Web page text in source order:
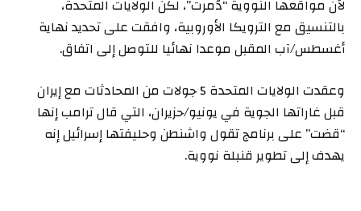
لأن مواقعها النووية “دُمرت”، لكنّ الولايات المتحدة،
بالتنسيق مع الترويكا الأوروبية، وافقت على تحديد نهاية
أغسطس/آب المقبل موعدا نهائيا للتوصل إلى اتفاق.
وعقدت الولايات المتحدة 5 جولات من المحادثات مع إيران
قبل غاراتها الجوية في يونيو/حزيران، التي قال ترامب إنها
“قضت” على برنامج تقول واشنطن وحليفتها إسرائيل إنه
يهدف إلى تطوير قنبلة نووية.